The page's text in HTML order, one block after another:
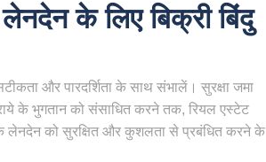
के लिए बिक्री बिंदु
और पारदर्शिता के साथ संभालें। सुरक्षा जमा
के भुगतान को संसाधित करने तक, रियल एस्टेट
लेनदेन को सुरक्षित और कुशलता से प्रबंधित करने के